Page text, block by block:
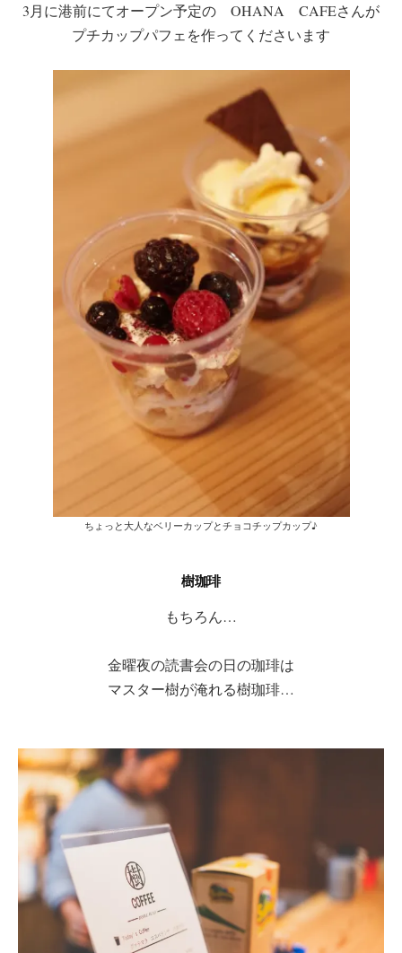
3月に港前にてオープン予定の OHANA CAFEさんが
プチカップパフェを作ってくださいます
ちょっと大人なベリーカップとチョコチップカップ♪
樹珈琲
もちろん…
金曜夜の読書会の日の珈琲は
マスター樹が淹れる樹珈琲…